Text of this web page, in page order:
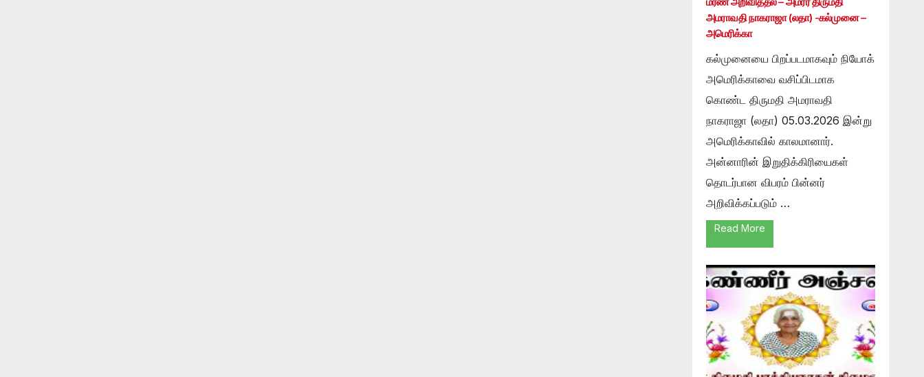
அமராவதி நாகராஜா (லதா) -கல்முனை –
அமெரிக்கா
கல்முனையை பிறப்படமாகவும் நியோக்
அமெரிக்காவை வசிப்பிடமாக
கொண்ட திருமதி அமராவதி
நாகராஜா (லதா) 05.03.2026 இன்று
அமெரிக்காவில் காலமானார்.
அன்னாரின் இறுதிக்கிரியைகள்
தொடர்பான விபரம் பின்னர்
அறிவிக்கப்படும் …
Read More